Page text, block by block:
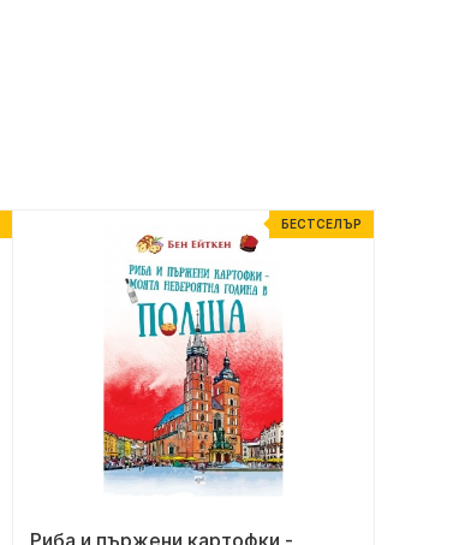
БЕСТСЕЛЪР
Риба и пържени картофки -